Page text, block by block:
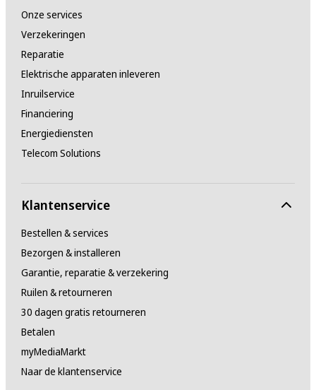
Onze services
Verzekeringen
Reparatie
Elektrische apparaten inleveren
Inruilservice
Financiering
Energiediensten
Telecom Solutions
Klantenservice
Bestellen & services
Bezorgen & installeren
Garantie, reparatie & verzekering
Ruilen & retourneren
30 dagen gratis retourneren
Betalen
myMediaMarkt
Naar de klantenservice